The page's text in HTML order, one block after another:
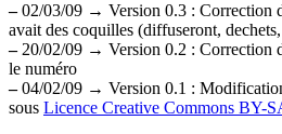
–02/03/09 → Version 0.3 : Correction
avait des coquilles (diffuseront,
–20/02/09 → Version 0.2 : Correction
le numéro
–04/02/09 → Version 0.1 :
sous Licence Creative Commons BY-